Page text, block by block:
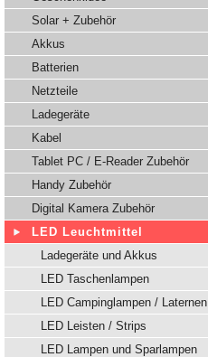
Solar + Zubehör
Akkus
Batterien
Netzteile
Ladegeräte
Kabel
Tablet PC / E-Reader Zubehör
Handy Zubehör
Digital Kamera Zubehör
LED Leuchtmittel
Ladegeräte und Akkus
LED Taschenlampen
LED Campinglampen / Laternen
LED Leisten / Strips
LED Lampen und Sparlampen